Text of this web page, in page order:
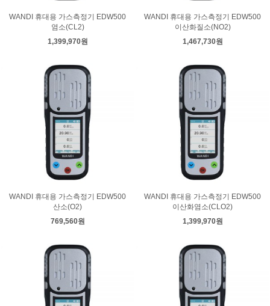
WANDI 휴대용 가스측정기 EDW500
염소(CL2)
1,399,970원
WANDI 휴대용 가스측정기 EDW500
이산화질소(NO2)
1,467,730원
WANDI 휴대용 가스측정기 EDW500
산소(O2)
769,560원
WANDI 휴대용 가스측정기 EDW500
이산화염소(CLO2)
1,399,970원